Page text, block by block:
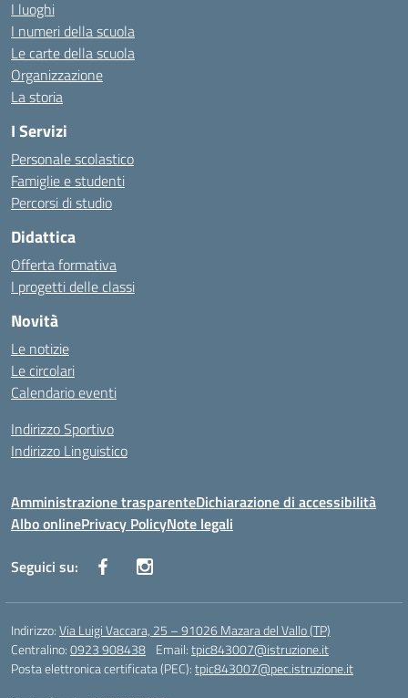
I luoghi
I numeri della scuola
Le carte della scuola
Organizzazione
La storia
I Servizi
Personale scolastico
Famiglie e studenti
Percorsi di studio
Didattica
Offerta formativa
I progetti delle classi
Novità
Le notizie
Le circolari
Calendario eventi
Indirizzo Sportivo
Indirizzo Linguistico
Amministrazione trasparenteDichiarazione di accessibilità
Albo onlinePrivacy PolicyNote legali
Seguici su:
Indirizzo:Via Luigi Vaccara, 25 – 91026 Mazara del Vallo (TP)
Centralino:0923 908438 Email:tpic843007@istruzione.it
Posta elettronica certificata (PEC):tpic843007@pec.istruzione.it